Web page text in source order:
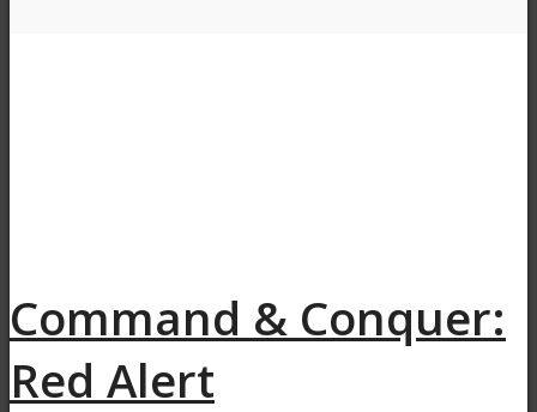
Command & Conquer:
Red Alert